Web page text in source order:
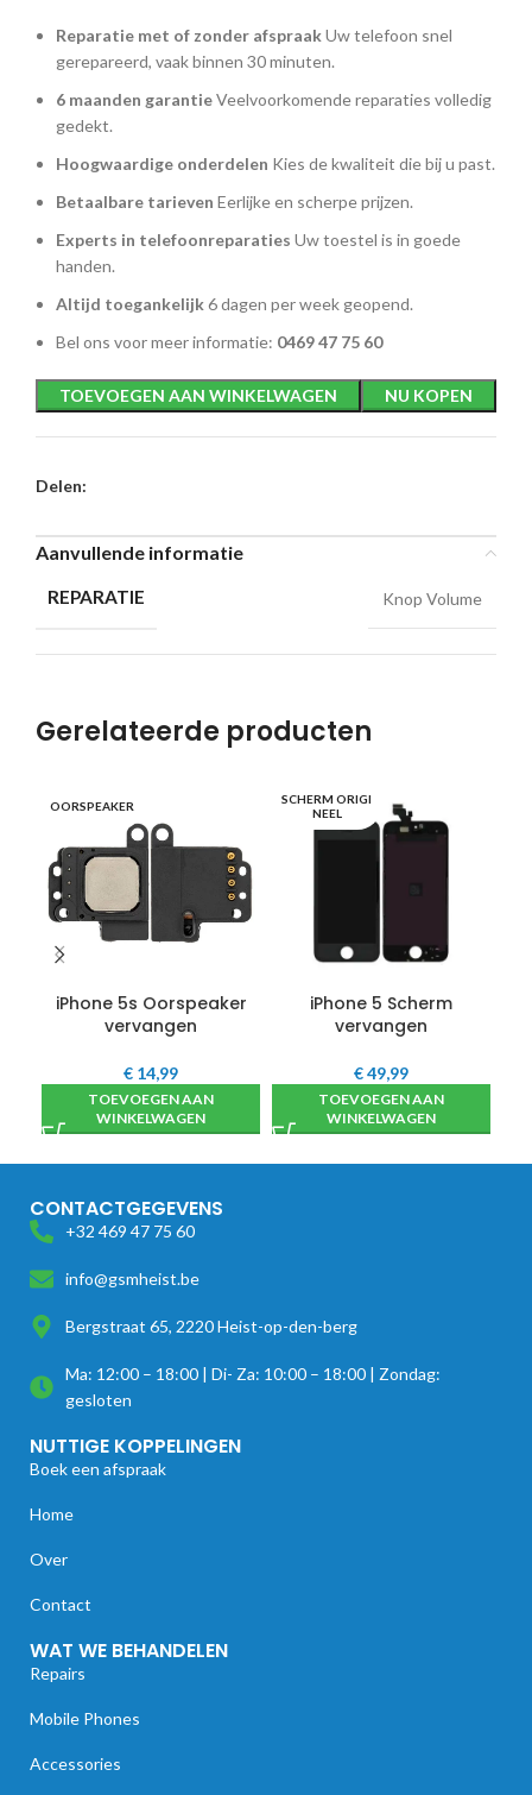
Reparatie met of zonder afspraakUw telefoon snel
gerepareerd, vaak binnen 30 minuten.
6 maanden garantieVeelvoorkomende reparaties volledig
gedekt.
Hoogwaardige onderdelen Kies de kwaliteit die bij u past.
Betaalbare tarieven Eerlijke en scherpe prijzen.
Experts in telefoonreparaties Uw toestel is in goede
handen.
Altijd toegankelijk6 dagen per week geopend.
Bel ons voor meer informatie: 0469 47 75 60
TOEVOEGEN AAN WINKELWAGEN NU KOPEN
Delen:
Aanvullende informatie
REPARATIE Knop Volume
Gerelateerde producten
OORSPEAKER
iPhone 5s Oorspeaker
vervangen
€ 14,99
TOEVOEGEN AAN
WINKELWAGEN
SCHERM ORIGI
NEEL
iPhone 5 Scherm
vervangen
€49,99
TOEVOEGEN AAN
WINKELWAGEN
CONTACTGEGEVENS
+32 469 47 75 60
info@gsmheist.be
Bergstraat 65, 2220 Heist-op-den-berg
Ma: 12:00 – 18:00 | Di- Za: 10:00 – 18:00 | Zondag:
gesloten
NUTTIGE KOPPELINGEN
Boek een afspraak
Home
Over
Contact
WAT WE BEHANDELEN
Repairs
Mobile Phones
Accessories